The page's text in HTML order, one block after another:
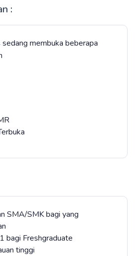
:
membuka beberapa
SMA/SMK bagi yang
bagi Freshgraduate
tinggi